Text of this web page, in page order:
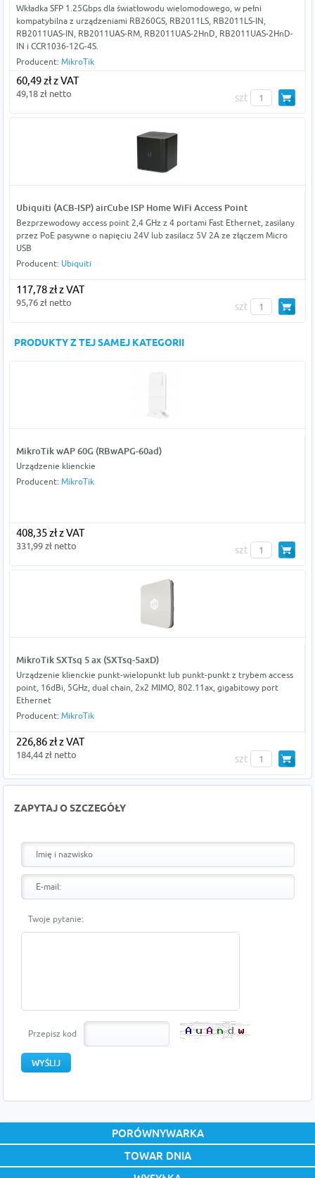
Wkładka SFP 1.25Gbps dla światłowodu wielomodowego, w pełni
kompatybilna z urządzeniami RB260GS, RB2011LS, RB2011LS-IN,
RB2011UAS-IN, RB2011UAS-RM, RB2011UAS-2HnD, RB2011UAS-2HnD-
IN i CCR1036-12G-4S.
Producent: MikroTik
60,49 zł z VAT
49,18 zł netto szt
Ubiquiti (ACB-ISP) airCube ISP Home WiFi Access Point
Bezprzewodowy access point 2,4 GHz z 4 portami Fast Ethernet, zasilany
przez PoE pasywne o napięciu 24V lub zasilacz 5V 2A ze złączem Micro
USB
Producent: Ubiquiti
117,78 zł z VAT
95,76 zł netto szt
PRODUKTY Z TEJ SAMEJ KATEGORII
MikroTik wAP 60G (RBwAPG-60ad)
Urządzenie klienckie
Producent: MikroTik
408,35 zł z VAT
331,99 zł netto szt
MikroTik SXTsq 5 ax (SXTsq-5axD)
Urządzenie klienckie punkt-wielopunkt lub punkt-punkt z trybem access
point, 16dBi, 5GHz, dual chain, 2x2 MIMO, 802.11ax, gigabitowy port
Ethernet
Producent: MikroTik
226,86 zł z VAT
184,44 zł netto szt
ZAPYTAJ O SZCZEGÓŁY
Twoje pytanie:
Przepisz kod
PORÓWNYWARKA
TOWAR DNIA